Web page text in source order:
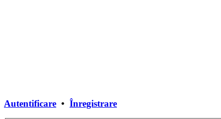
Autentificare • Înregistrare